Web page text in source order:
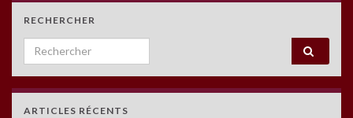
RECHERCHER
Search for:
ARTICLES RÉCENTS